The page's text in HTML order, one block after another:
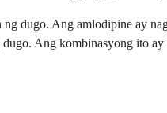
dugo. Ang amlodipine ay
Ang kombinasyong ito